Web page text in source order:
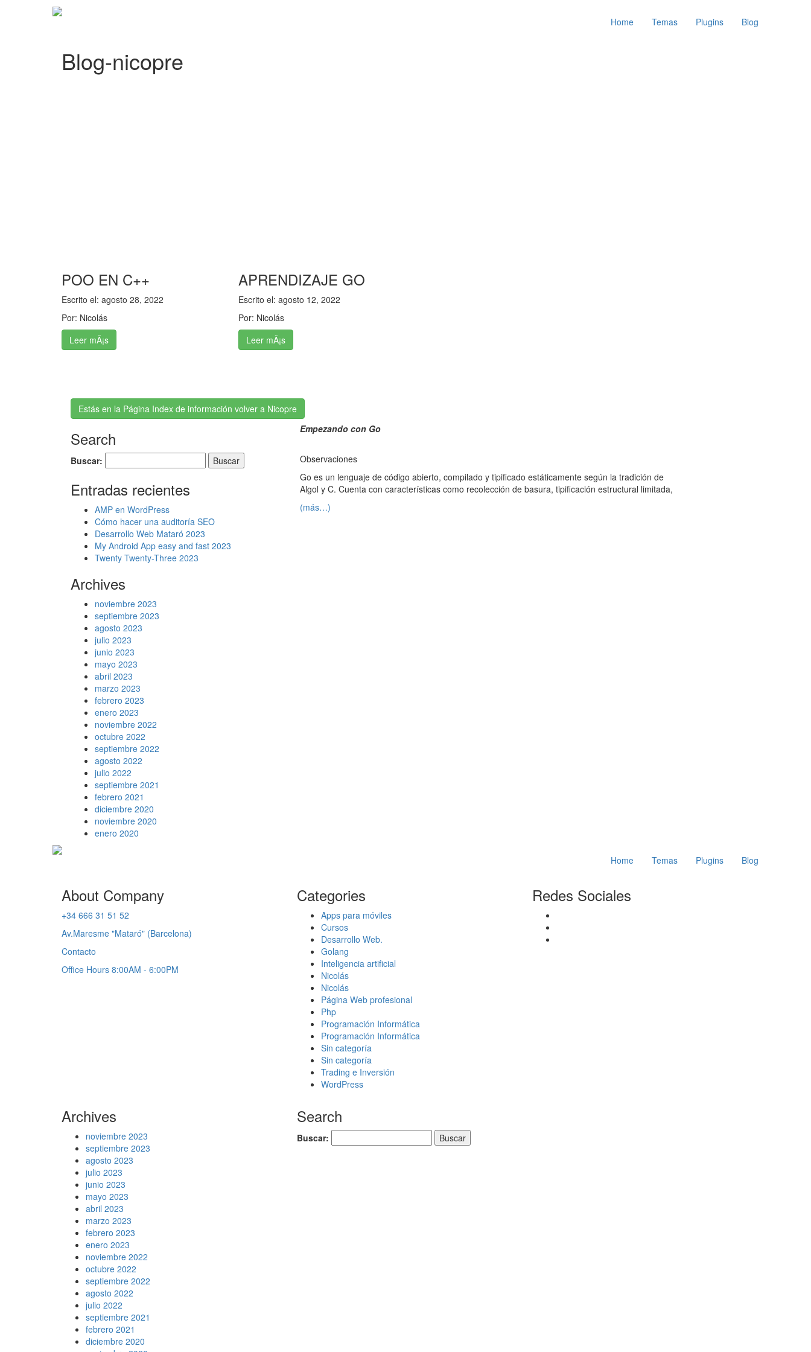
Home Temas Plugins Blog
Blog-nicopre
POO EN C++
Escrito el: agosto 28, 2022
Por: Nicolás
Leer mÃ¡s
APRENDIZAJE GO
Escrito el: agosto 12, 2022
Por: Nicolás
Leer mÃ¡s
Estás en la Página Index de información volver a Nicopre
Search
Buscar:
Entradas recientes
AMP en WordPress
Cómo hacer una auditoría SEO
Desarrollo Web Mataró 2023
My Android App easy and fast 2023
Twenty Twenty-Three 2023
Archives
noviembre 2023
septiembre 2023
agosto 2023
julio 2023
junio 2023
mayo 2023
abril 2023
marzo 2023
febrero 2023
enero 2023
noviembre 2022
octubre 2022
septiembre 2022
agosto 2022
julio 2022
septiembre 2021
febrero 2021
diciembre 2020
noviembre 2020
enero 2020
Empezando con Go
Observaciones
Go es un lenguaje de código abierto, compilado y tipificado estáticamente según la tradición de
Algol y C. Cuenta con características como recolección de basura, tipificación estructural limitada,
(más…)
Home Temas Plugins Blog
About Company
+34 666 31 51 52
Av.Maresme "Mataró" (Barcelona)
Contacto
Office Hours 8:00AM - 6:00PM
Categories
Apps para móviles
Cursos
Desarrollo Web.
Golang
Inteligencia artificial
Nicolás
Nicolás
Página Web profesional
Php
Programación Informática
Programación Informática
Sin categoría
Sin categoría
Trading e Inversión
WordPress
Archives
noviembre 2023
septiembre 2023
agosto 2023
julio 2023
junio 2023
mayo 2023
abril 2023
marzo 2023
febrero 2023
enero 2023
noviembre 2022
octubre 2022
septiembre 2022
agosto 2022
julio 2022
septiembre 2021
febrero 2021
diciembre 2020
Search
Buscar:
Redes Sociales